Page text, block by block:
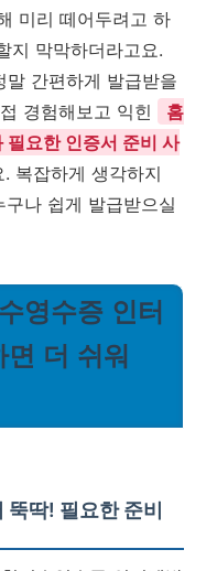
미리 떼어두려고 하
지 막막하더라고요.
간편하게 발급받을
경험해보고 익힌
홈
필요한 인증서 준비 사
복잡하게 생각하지
나 쉽게 발급받으실
영수증 인터
더 쉬워
딱! 필요한 준비